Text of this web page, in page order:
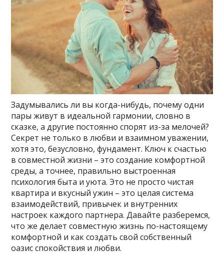
Задумывались ли вы когда-нибудь, почему одни
пары живут в идеальной гармонии, словно в
сказке, а другие постоянно спорят из-за мелочей?
Секрет не только в любви и взаимном уважении,
хотя это, безусловно, фундамент. Ключ к счастью
в совместной жизни – это создание комфортной
среды, а точнее, правильно выстроенная
психология быта и уюта. Это не просто чистая
квартира и вкусный ужин – это целая система
взаимодействий, привычек и внутренних
настроек каждого партнера. Давайте разберемся,
что же делает совместную жизнь по-настоящему
комфортной и как создать свой собственный
оазис спокойствия и любви.